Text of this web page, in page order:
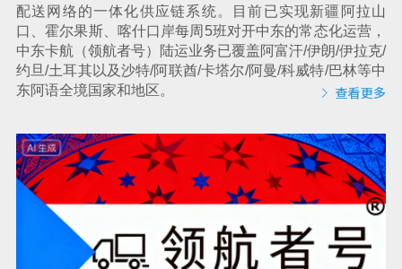
配送网络的一体化供应链系统。目前已实现新疆阿拉山
口、霍尔果斯、喀什口岸每周5班对开中东的常态化运营，
中东卡航（领航者号）陆运业务已覆盖阿富汗/伊朗/伊拉克/
约旦/土耳其以及沙特/阿联酋/卡塔尔/阿曼/科威特/巴林等中
东阿语全境国家和地区。